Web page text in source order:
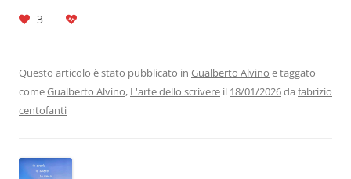
b
o
k
dI
n
A
p
a
m
vi
di
3
Questo articolo è stato pubblicato in Gualberto Alvino e taggato
comeGualberto Alvino, L'arte dello scrivere il 18/01/2026da fabrizio
centofanti